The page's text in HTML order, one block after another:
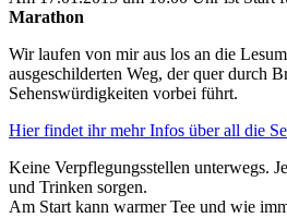
Marathon
Wir laufen von mir aus los an die
ausgeschilderten Weg, der quer durch
Sehenswürdigkeiten vorbei führt.
Hier findet ihr mehr Infos über all die
Keine Verpflegungsstellen unterwegs.
und Trinken sorgen.
Am Start kann warmer Tee und wie